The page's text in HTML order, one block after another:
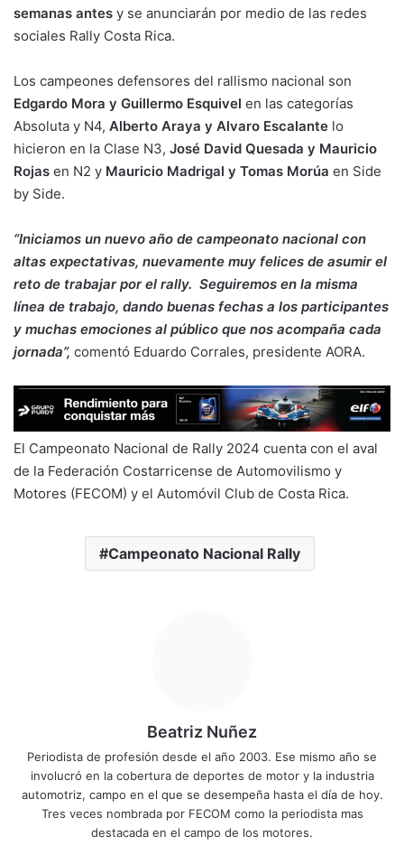
semanas antes y se anunciarán por medio de las redes
sociales Rally Costa Rica.
Los campeones defensores del rallismo nacional son
Edgardo Mora y Guillermo Esquivel en las categorías
Absoluta y N4, Alberto Araya y Alvaro Escalante lo
hicieron en la Clase N3, José David Quesada y Mauricio
Rojas en N2 y Mauricio Madrigal y Tomas Morúa en Side
by Side.
“Iniciamos un nuevo año de campeonato nacional con
altas expectativas, nuevamente muy felices de asumir el
reto de trabajar por el rally. Seguiremos en la misma
línea de trabajo, dando buenas fechas a los participantes
y muchas emociones al público que nos acompaña cada
jornada”, comentó Eduardo Corrales, presidente AORA.
El Campeonato Nacional de Rally 2024 cuenta con el aval
de la Federación Costarricense de Automovilismo y
Motores (FECOM) y el Automóvil Club de Costa Rica.
Campeonato Nacional Rally
Beatriz Nuñez
Periodista de profesión desde el año 2003. Ese mismo año se
involucró en la cobertura de deportes de motor y la industria
automotriz, campo en el que se desempeña hasta el día de hoy.
Tres veces nombrada por FECOM como la periodista mas
destacada en el campo de los motores.